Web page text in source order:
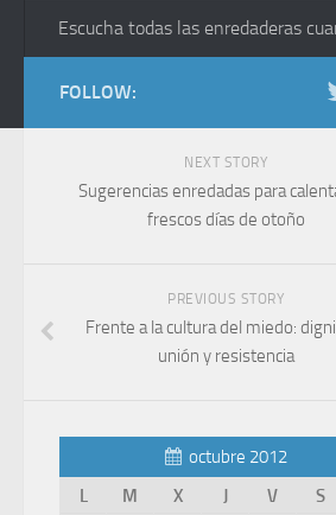
Escucha todas las enredaderas
FOLLOW:
NEXT STORY
Sugerencias enredadas para
frescos días de otoño
PREVIOUS STORY
Frente a la cultura del miedo:
unión y resistencia
octubre 2012
L
M X J V S